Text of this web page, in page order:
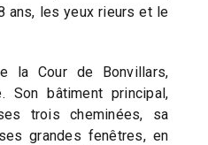
ans, les yeux rieurs et le
la Cour de Bonvillars,
Son bâtiment principal,
trois cheminées, sa
grandes fenêtres, en